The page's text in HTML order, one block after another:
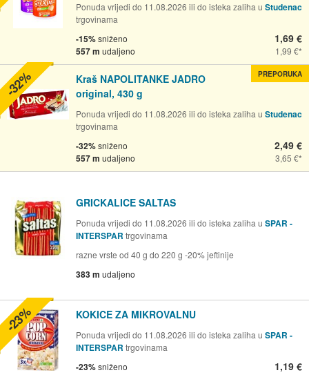
Ponuda vrijedi do 11.08.2026 ili do isteka zaliha u Studenac
trgovinama
-15%sniženo
557 m udaljeno
1,69 €
1,99 €
Kraš NAPOLITANKE JADRO
original, 430 g
Ponuda vrijedi do 11.08.2026 ili do isteka zaliha u Studenac
trgovinama
-32%sniženo
557 m udaljeno
2,49 €
3,65 €
PREPORUKA
-32%
GRICKALICE SALTAS
Ponuda vrijedi do 11.08.2026 ili do isteka zaliha u SPAR -
INTERSPAR trgovinama
razne vrste od 40 g do 220 g -20% jeftinije
383 m udaljeno
KOKICE ZA MIKROVALNU
Ponuda vrijedi do 11.08.2026 ili do isteka zaliha u SPAR -
INTERSPAR trgovinama
-23%sniženo 1,19 €
-23%